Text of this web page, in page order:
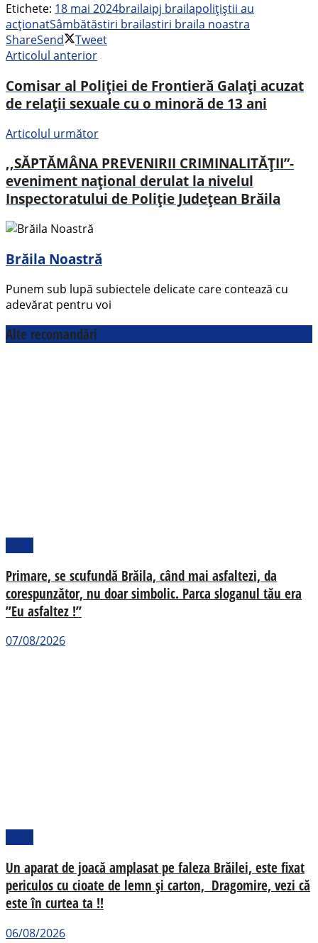
Etichete: 18 mai 2024brailaipj brailapolițiștii au
acționatSâmbătăstiri brailastiri braila noastra
ShareSend
Tweet
Articolul anterior
Comisar al Poliției de Frontieră Galați acuzat
de relații sexuale cu o minoră de 13 ani
Articolul următor
,,SĂPTĂMÂNA PREVENIRII CRIMINALITĂŢII”-
eveniment național derulat la nivelul
Inspectoratului de Poliție Județean Brăila
Brăila Noastră
Punem sub lupă subiectele delicate care contează cu
adevărat pentru voi
Alte recomandări
Primare, se scufundă Brăila, când mai asfaltezi, da
corespunzător, nu doar simbolic. Parca sloganul tău era
”Eu asfaltez !”
07/08/2026
Un aparat de joacă amplasat pe faleza Brăilei, este fixat
periculos cu cioate de lemn și carton, Dragomire, vezi că
este în curtea ta !!
06/08/2026